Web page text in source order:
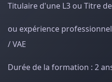
Titulaire d'une L3 ou Titre de
ou expérience
/ VAE
Durée de la formation : 2